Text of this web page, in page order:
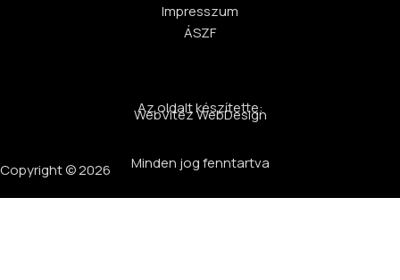
Impresszum
ÁSZF
Az oldalt készítette:
WebVitéz WebDesign
Minden jog fenntartva
Copyright © 2026